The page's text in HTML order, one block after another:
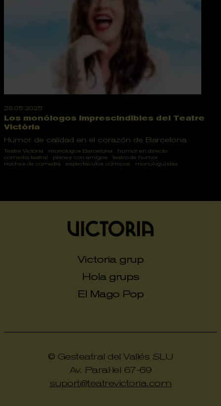
28.05.2025
Los monólogos imprescindibles del Teatre
Victòria
Humor de calidad en el corazón de Barcelona
Teatre Victòria monólogos Barcelona
humor en directo
comedia teatral
planes con amigos
teatro de humor
noches de comedia
espectáculos cómicos monologuistas
Victoria grup
Hola grups
El Mago Pop
© Gesteatral del Vallés SLU
Av. Paral·lel 67-69
suport@teatrevictoria.com